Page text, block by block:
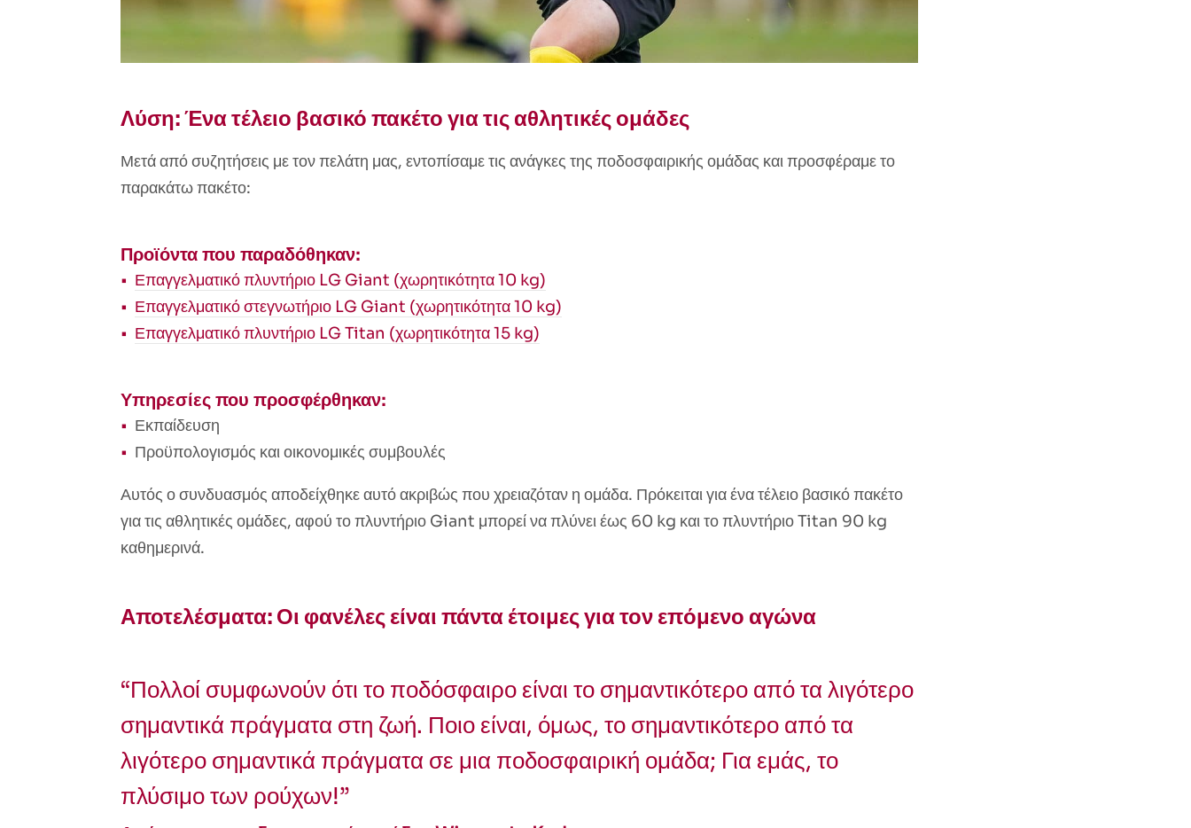
Λύση: Ένα τέλειο βασικό πακέτο για τις αθλητικές ομάδες
Μετά από συζητήσεις με τον πελάτη μας, εντοπίσαμε τις ανάγκες της ποδοσφαιρικής ομάδας και προσφέραμε το
παρακάτω πακέτο:
Προϊόντα που παραδόθηκαν:
Επαγγελματικό πλυντήριο LG Giant (χωρητικότητα 10 kg)
Επαγγελματικό στεγνωτήριο LG Giant (χωρητικότητα 10 kg)
Επαγγελματικό πλυντήριο LG Titan (χωρητικότητα 15 kg)
Υπηρεσίες που προσφέρθηκαν:
Εκπαίδευση
Προϋπολογισμός και οικονομικές συμβουλές
Αυτός ο συνδυασμός αποδείχθηκε αυτό ακριβώς που χρειαζόταν η ομάδα. Πρόκειται για ένα τέλειο βασικό πακέτο
για τις αθλητικές ομάδες, αφού το πλυντήριο Giant μπορεί να πλύνει έως 60 kg και το πλυντήριο Titan 90 kg
καθημερινά.
Αποτελέσματα: Οι φανέλες είναι πάντα έτοιμες για τον επόμενο αγώνα
“Πολλοί συμφωνούν ότι το ποδόσφαιρο είναι το σημαντικότερο από τα λιγότερο
σημαντικά πράγματα στη ζωή. Ποιο είναι, όμως, το σημαντικότερο από τα
λιγότερο σημαντικά πράγματα σε μια ποδοσφαιρική ομάδα; Για εμάς, το
πλύσιμο των ρούχων!”